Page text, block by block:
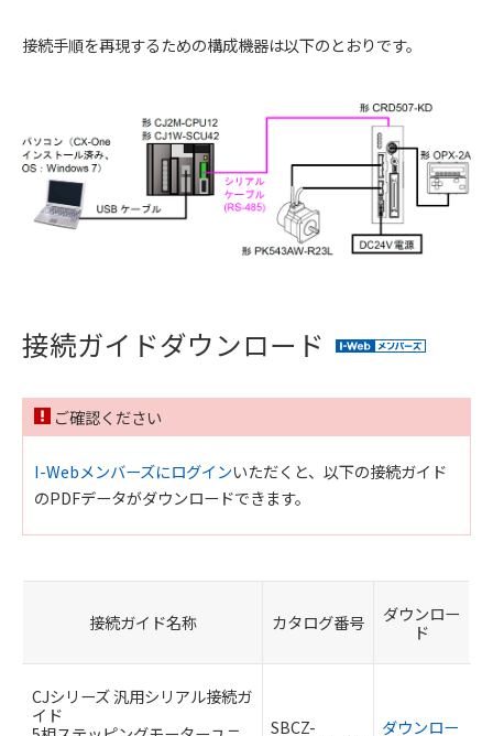
接続手順を再現するための構成機器は以下のとおりです。
接続ガイドダウンロード
ご確認ください
I-Webメンバーズにログインいただくと、以下の接続ガイド
のPDFデータがダウンロードできます。
接続ガイド名称 カタログ番号
ダウンロー
ド
CJシリーズ 汎用シリアル接続ガ
イド
SBCZ-
ダウンロー